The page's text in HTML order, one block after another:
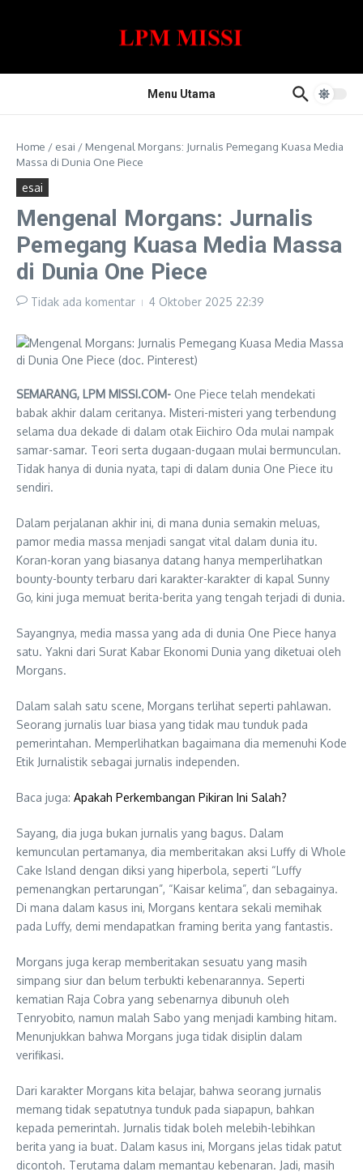
Menu Utama
Home / esai / Mengenal Morgans: Jurnalis Pemegang Kuasa Media
Massa di Dunia One Piece
esai
Mengenal Morgans: Jurnalis
Pemegang Kuasa Media Massa
di Dunia One Piece
Tidak ada komentar 4 Oktober 2025 22:39
SEMARANG, LPM MISSI.COM- One Piece telah mendekati
babak akhir dalam ceritanya. Misteri-misteri yang terbendung
selama dua dekade di dalam otak Eiichiro Oda mulai nampak
samar-samar. Teori serta dugaan-dugaan mulai bermunculan.
Tidak hanya di dunia nyata, tapi di dalam dunia One Piece itu
sendiri.
Dalam perjalanan akhir ini, di mana dunia semakin meluas,
pamor media massa menjadi sangat vital dalam dunia itu.
Koran-koran yang biasanya datang hanya memperlihatkan
bounty-bounty terbaru dari karakter-karakter di kapal Sunny
Go, kini juga memuat berita-berita yang tengah terjadi di dunia.
Sayangnya, media massa yang ada di dunia One Piece hanya
satu. Yakni dari Surat Kabar Ekonomi Dunia yang diketuai oleh
Morgans.
Dalam salah satu scene, Morgans terlihat seperti pahlawan.
Seorang jurnalis luar biasa yang tidak mau tunduk pada
pemerintahan. Memperlihatkan bagaimana dia memenuhi Kode
Etik Jurnalistik sebagai jurnalis independen.
Baca juga: Apakah Perkembangan Pikiran Ini Salah?
Sayang, dia juga bukan jurnalis yang bagus. Dalam
kemunculan pertamanya, dia memberitakan aksi Luffy di Whole
Cake Island dengan diksi yang hiperbola, seperti “Luffy
pemenangkan pertarungan”, “Kaisar kelima”, dan sebagainya.
Di mana dalam kasus ini, Morgans kentara sekali memihak
pada Luffy, demi mendapatkan framing berita yang fantastis.
Morgans juga kerap memberitakan sesuatu yang masih
simpang siur dan belum terbukti kebenarannya. Seperti
kematian Raja Cobra yang sebenarnya dibunuh oleh
Tenryobito, namun malah Sabo yang menjadi kambing hitam.
Menunjukkan bahwa Morgans juga tidak disiplin dalam
verifikasi.
Dari karakter Morgans kita belajar, bahwa seorang jurnalis
memang tidak sepatutnya tunduk pada siapapun, bahkan
kepada pemerintah. Jurnalis tidak boleh melebih-lebihkan
berita yang ia buat. Dalam kasus ini, Morgans jelas tidak patut
dicontoh. Terutama dalam memantau kebenaran. Jadi, masih